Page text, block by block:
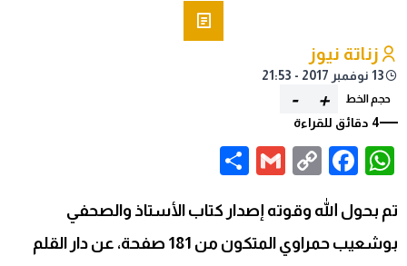
زناتة نيوز
13 نوفمبر 2017 - 21:53
حجم الخط +
-
4 دقائق للقراءة
WhatsApp
Facebook
Copy
Gmail
تم بحول الله وقوته إصدار كتاب الأستاذ والصحفي
بوشعيب حمراوي المتكون من 181 صفحة، عن دار القلم